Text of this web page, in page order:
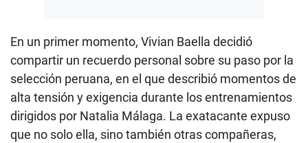
En un primer momento, Vivian Baella decidió
compartir un recuerdo personal sobre su paso por la
selección peruana, en el que describió momentos de
alta tensión y exigencia durante los entrenamientos
dirigidos por Natalia Málaga. La exatacante expuso
que no solo ella, sino también otras compañeras,